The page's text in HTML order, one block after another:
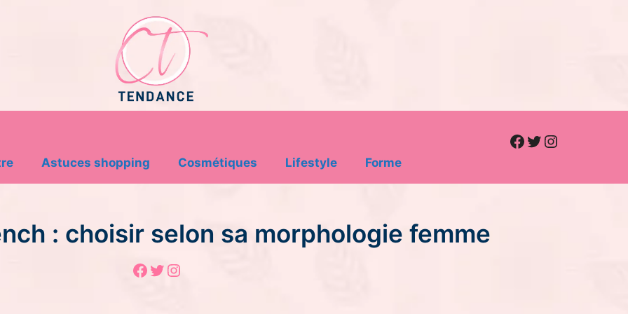
Astuces shopping Cosmétiques Lifestyle Forme
Facebook
Twitter
Instagram
: choisir selon sa morphologie femme
Facebook
Twitter
Instagram